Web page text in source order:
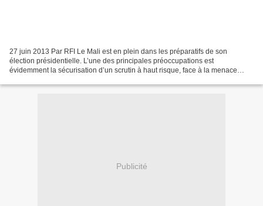
27 juin 2013 Par RFI Le Mali est en plein dans les préparatifs de son
élection présidentielle. L’une des principales préoccupations est
évidemment la sécurisation d’un scrutin à haut risque, face à la menace
Publicité